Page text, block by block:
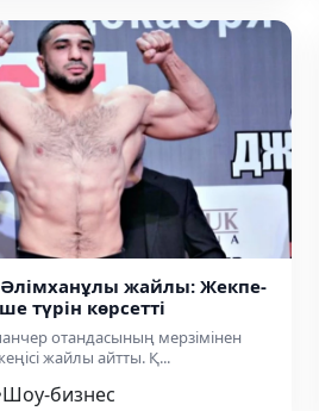
жайлы: Жекпе-
түрін көрсетті
отандасының мерзімінен
жайлы айтты. Қ...
Шоу-бизнес